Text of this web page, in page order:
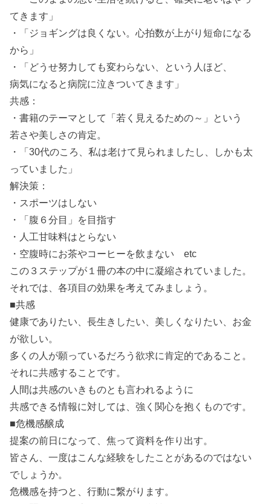
てきます」
・「ジョギングは良くない。心拍数が上がり短命になる
から」
・「どうせ努力しても変わらない、という人ほど、
病気になると病院に泣きついてきます」
共感：
・書籍のテーマとして「若く見えるための～」という
若さや美しさの肯定。
・「30代のころ、私は老けて見られましたし、しかも太
っていました」
解決策：
・スポーツはしない
・「腹６分目」を目指す
・人工甘味料はとらない
・空腹時にお茶やコーヒーを飲まない etc
この３ステップが１冊の本の中に凝縮されていました。
それでは、各項目の効果を考えてみましょう。
■共感
健康でありたい、長生きしたい、美しくなりたい、お金
が欲しい。
多くの人が願っているだろう欲求に肯定的であること。
それに共感することです。
人間は共感のいきものとも言われるように
共感できる情報に対しては、強く関心を抱くものです。
■危機感醸成
提案の前日になって、焦って資料を作り出す。
皆さん、一度はこんな経験をしたことがあるのではない
でしょうか。
危機感を持つと、行動に繋がります。